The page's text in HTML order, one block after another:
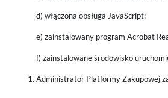
d) włączona obsługa JavaScript;
e) zainstalowany program Acrobat
f) zainstalowane środowisko
Administrator Platformy Zakupowej